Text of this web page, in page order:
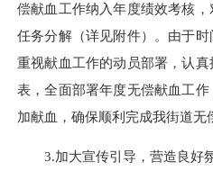
偿献血工作纳入年度绩效考核
任务分解（详见附件）。由于
重视献血工作的动员部署，认
表，全面部署年度无偿献血工
加献血，确保顺利完成我街道无
3.加大宣传引导，营造良好